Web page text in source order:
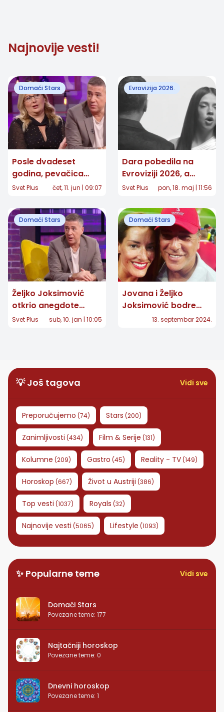
Najnovije vesti!
Domaći Stars
Posle dvadeset
godina, pevačica
otkrila sve o svom
Joksimovićem
Svet Plus čet, 11. jun | 09:07
Evrovizija 2026.
Dara pobedila na
Evroviziji 2026, a
Balkan priča o
Željkom
Joksimovićem
Svet Plus pon, 18. maj | 11:56
Domaći Stars
Željko Joksimović
otkrio anegdote
nepoznate do sada:
Jutjubu
Svet Plus sub, 10. jan | 10:05
Domaći Stars
Jovana i Željko
Joksimović bodre
Orlove sa tribina!
13. septembar 2024.
💡 Još tagova Vidi sve
Preporučujemo (74) Stars (200)
Zanimljivosti (434) Film & Serije (131)
Kolumne (209) Gastro (45) Reality - TV(149)
Horoskop (667) Život u Austriji (386)
Top vesti (1037) Royals (32)
Najnovije vesti (5065) Lifestyle (1093)
✨ Popularne teme Vidi sve
Domaći Stars
Povezane teme: 177
Najtačniji horoskop
Povezane teme: 0
Dnevni horoskop
Povezane teme: 1